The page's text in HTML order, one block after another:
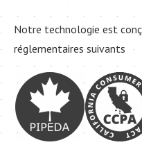
Notre technologie est
réglementaires suivants